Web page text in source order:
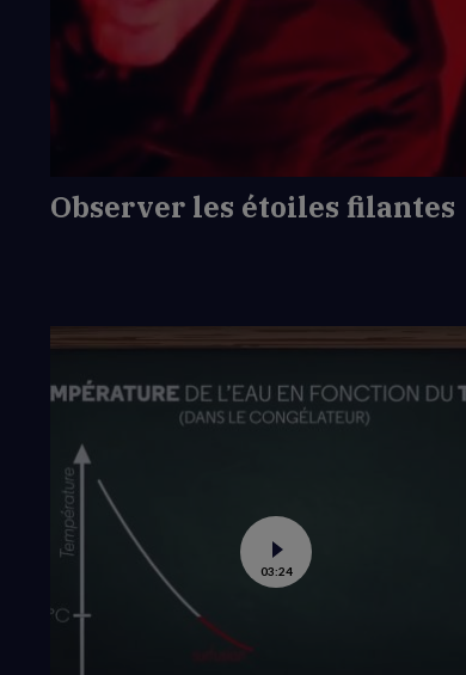
Observer
filantes
Observer les étoiles filantes
Voir
la
vidéo
03:24